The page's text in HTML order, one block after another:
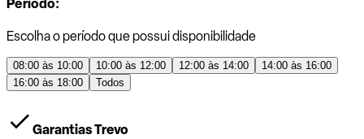
Período:
Escolha o período que possui disponibilidade
08:00 às 10:00 10:00 às 12:00 12:00 às 14:00
14:00 às 16:00
16:00 às 18:00
Todos
Garantias Trevo